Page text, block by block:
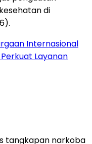
Internasional
Layanan